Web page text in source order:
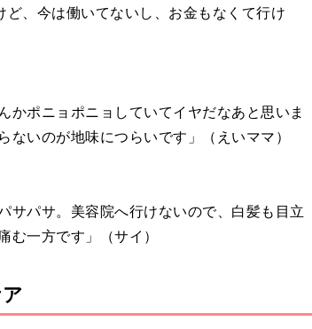
、今は働いてないし、お金もなくて行け
かポニョポニョしていてイヤだなあと思いま
いのが地味につらいです」（えいママ）
サパサ。美容院へ行けないので、白髪も目立
一方です」（サイ）